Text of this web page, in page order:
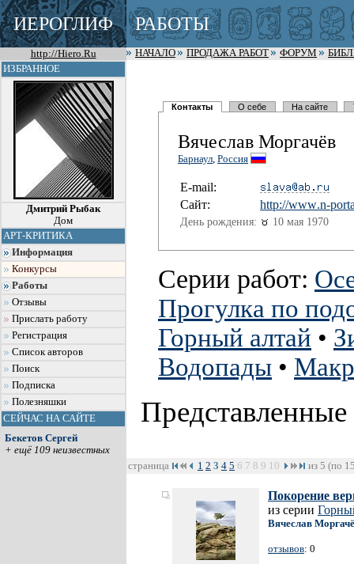
ИЕРОГЛИФ РАБОТЫ
http://Hiero.Ru НАЧАЛО ПРОДАЖА РАБОТ ФОРУМ
ИЗБРАННОЕ
Дмитрий Рыбак
Дом
АРТ-КРИТИКА
Информация
Конкурсы
Работы
Отзывы
Прислать работу
Регистрация
Список авторов
Поиск
Подписка
Полезняшки
СЕЙЧАС НА САЙТЕ
Бекетов Сергей
+ ещё 109 неизвестных
Контакты О себе На сайте
Вячеслав Моргачёв
Барнаул, Россия
E-mail:
Сайт:
http://www.n-
День рождения: 10 мая 1970
Серии работ:
Прогулка по
Горный алтай •
Водопады •
страница 1 2 3 4 5 6 7 8 9 10 из 5 (по
Покорение
из серии
Вячеслав
отзывов: 0